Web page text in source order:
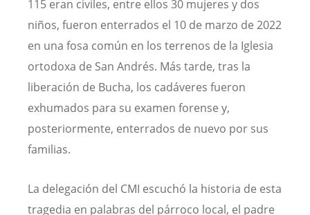
115 eran civiles, entre ellos 30 mujeres y dos
niños, fueron enterrados el 10 de marzo de 2022
en una fosa común en los terrenos de la Iglesia
ortodoxa de San Andrés. Más tarde, tras la
liberación de Bucha, los cadáveres fueron
exhumados para su examen forense y,
posteriormente, enterrados de nuevo por sus
familias.
La delegación del CMI escuchó la historia de esta
tragedia en palabras del párroco local, el padre